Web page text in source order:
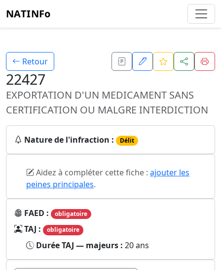
NATINFo
Retour
22427
EXPORTATION D'UN MEDICAMENT SANS
CERTIFICATION OU MALGRE INTERDICTION
Nature de l'infraction : Délit
Aidez à compléter cette fiche : ajouter les
peines principales.
FAED : obligatoire
TAJ : obligatoire
Durée TAJ — majeurs : 20 ans